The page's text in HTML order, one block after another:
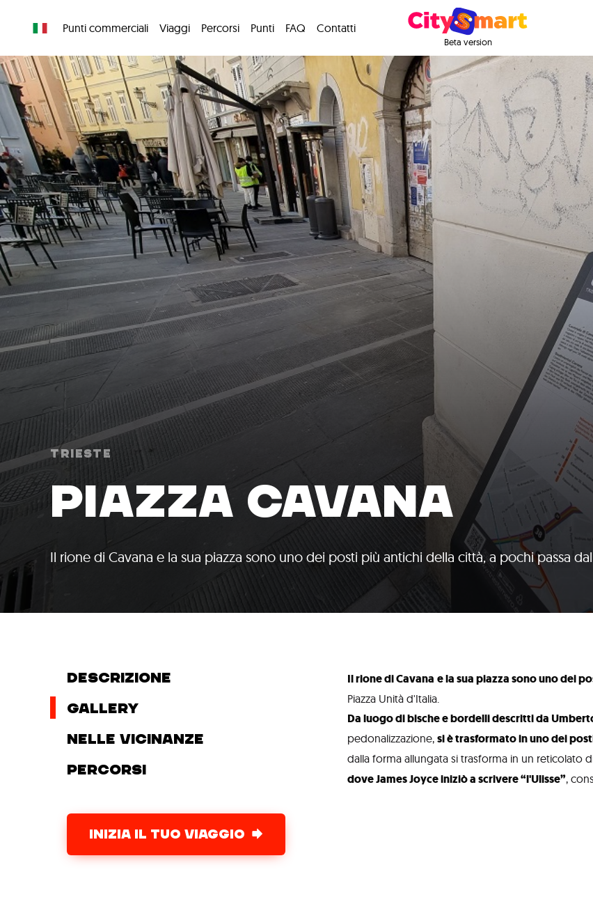
Punti commerciali Viaggi Percorsi Punti FAQ Contatti
Beta version
Trieste
PIAZZA CAVANA
Il rione di Cavana e la sua piazza sono uno dei posti più antichi della città, a pochi passa
Descrizione
Gallery
Nelle vicinanze
Percorsi
INIZIA IL TUO VIAGGIO
Il rione di Cavana e la sua piazza sono uno dei
Piazza Unità d'Italia.
Da luogo di bische e bordelli descritti da
pedonalizzazione, si è trasformato in uno dei
dalla forma allungata si trasforma in un reticolato
dove James Joyce iniziò a scrivere “l'Ulisse”,